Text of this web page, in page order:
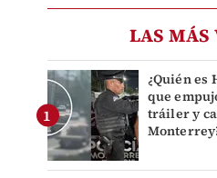
LAS MÁS
¿Quién es
que
tráiler y